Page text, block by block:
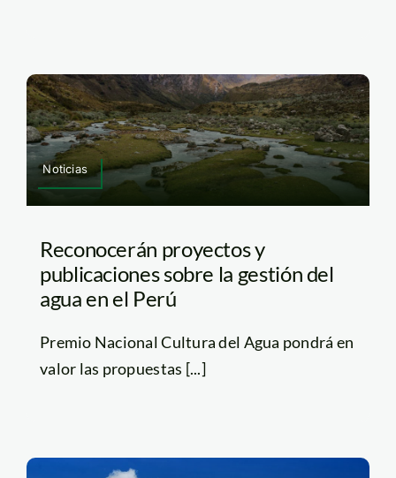
Noticias
Reconocerán proyectos y
publicaciones sobre la gestión del
agua en el Perú
Premio Nacional Cultura del Agua pondrá en
valor las propuestas [...]